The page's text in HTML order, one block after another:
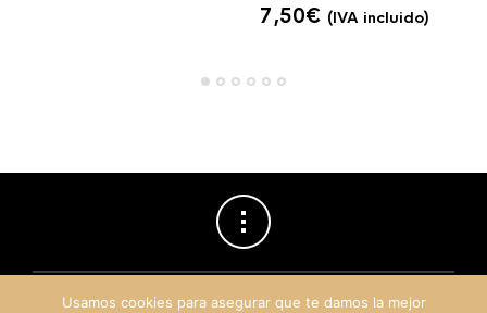
7,50€ (IVA incluido)
Usamos cookies para asegurar que te damos la mejor